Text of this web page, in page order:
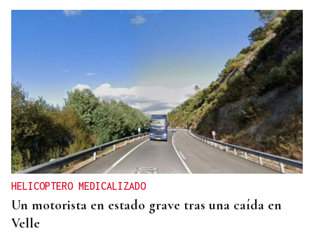
REPRESENTANTE DE EEUU EN BRASILIA
EEUU revoca el visado de la embajadora de Brasil
en el Washington
HELICOPTERO MEDICALIZADO
Un motorista en estado grave tras una caída en
Velle